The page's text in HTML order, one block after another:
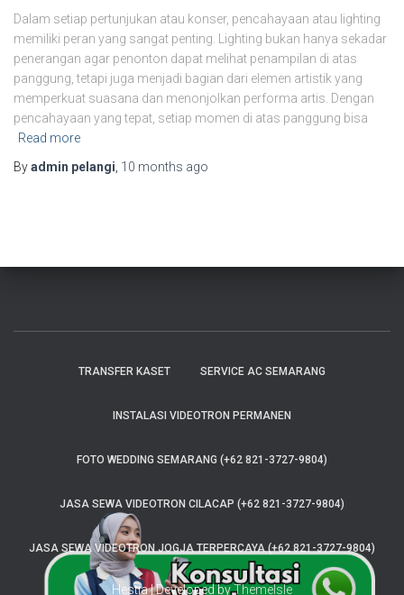
Dalam setiap pertunjukan atau konser, pencahayaan atau lighting
memiliki peran yang sangat penting. Lighting bukan hanya sekadar
penerangan agar penonton dapat melihat penampilan di atas
panggung, tetapi juga menjadi bagian dari elemen artistik yang
memperkuat suasana dan menonjolkan performa artis. Dengan
pencahayaan yang tepat, setiap momen di atas panggung bisa
Read more
Byadmin pelangi 10 months ago
TRANSFER KASET SERVICE AC SEMARANG
INSTALASI VIDEOTRON PERMANEN
FOTO WEDDING SEMARANG (+62 821-3727-9804)
JASA SEWA VIDEOTRON CILACAP (+62 821-3727-9804)
JASA SEWA VIDEOTRON JOGJA TERPERCAYA (+62 821-3727-9804)
Hestia | Developed byThemeIsle